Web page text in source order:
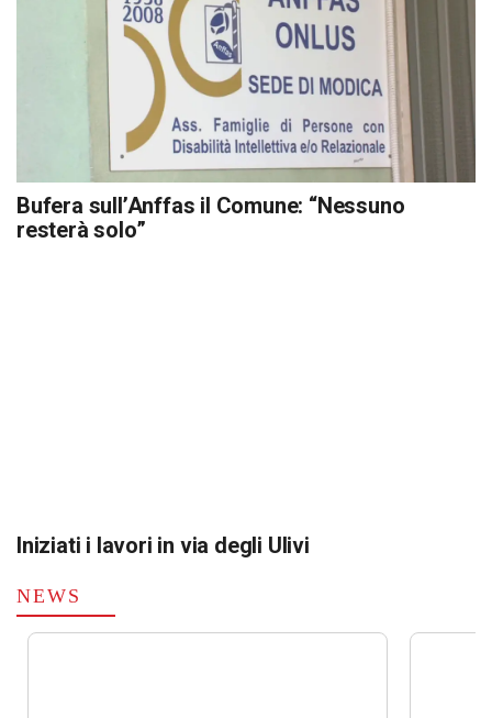
Bufera sull’Anffas il Comune: “Nessuno
resterà solo”
Iniziati i lavori in via degli Ulivi
NEWS